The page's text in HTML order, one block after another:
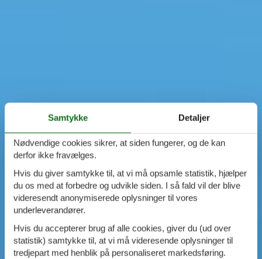
Samtykke Detaljer
Nødvendige cookies sikrer, at siden fungerer, og de kan
derfor ikke fravælges.
Hvis du giver samtykke til, at vi må opsamle statistik, hjælper
du os med at forbedre og udvikle siden. I så fald vil der blive
videresendt anonymiserede oplysninger til vores
underleverandører.
Hvis du accepterer brug af alle cookies, giver du (ud over
statistik) samtykke til, at vi må videresende oplysninger til
tredjepart med henblik på personaliseret markedsføring.